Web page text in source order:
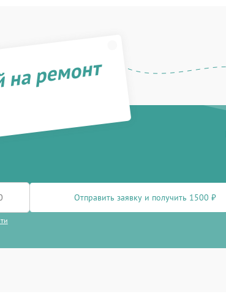
ремонт
Отправить заявку и получить 1500 ₽